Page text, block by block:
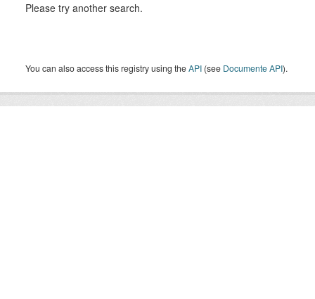
Please try another search.
You can also access this registry using theAPI (see Documente API).